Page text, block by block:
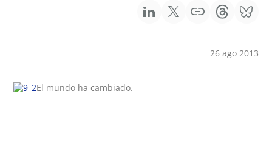
26 ago 2013
El mundo ha cambiado.